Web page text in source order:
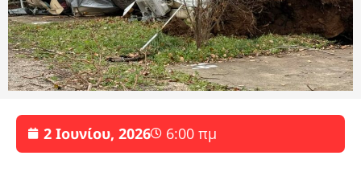
2 Ιουνίου, 2026 6:00 πμ